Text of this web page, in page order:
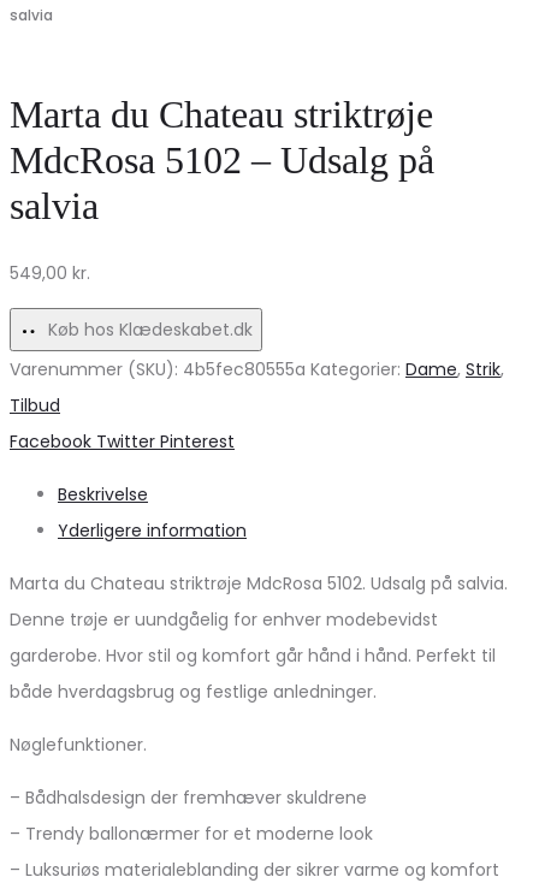
Emma
Elegance
til
hverdag!
fra
–
Tidsløs
stil!
salvia
Marta du Chateau striktrøje
MdcRosa 5102 – Udsalg på
salvia
549,00 kr.
Køb hos Klædeskabet.dk
Varenummer (SKU): 4b5fec80555a Kategorier: Dame, Strik,
Tilbud
Share
Facebook Twitter Pinterest
Beskrivelse
Yderligere information
Marta du Chateau striktrøje MdcRosa 5102. Udsalg på salvia.
Denne trøje er uundgåelig for enhver modebevidst
garderobe. Hvor stil og komfort går hånd i hånd. Perfekt til
både hverdagsbrug og festlige anledninger.
Nøglefunktioner.
– Bådhalsdesign der fremhæver skuldrene
– Trendy ballonærmer for et moderne look
– Luksuriøs materialeblanding der sikrer varme og komfort